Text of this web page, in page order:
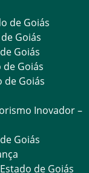
de Goiás
Goiás
Goiás
Goiás
de Goiás
Inovador –
Goiás
de Goiás